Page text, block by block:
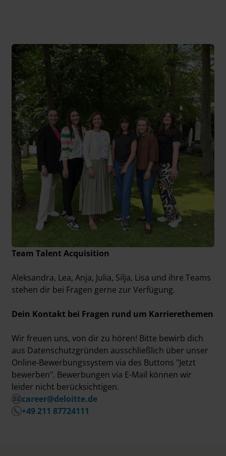
Team Talent Acquisition
Aleksandra, Lea, Anja, Julia, Silja, Lisa und ihre Teams
stehen dir bei Fragen gerne zur Verfügung.
Dein Kontakt bei Fragen rund um Karrierethemen
Wir freuen uns, von dir zu hören! Bitte bewirb dich
aus Datenschutzgründen ausschließlich über unser
Online-Bewerbungssystem via des Buttons "Jetzt
bewerben". Bewerbungen via E-Mail können wir
leider nicht berücksichtigen.
career@deloitte.de
+49 211 87724111